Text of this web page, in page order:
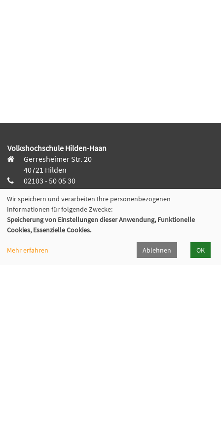
Volkshochschule Hilden-Haan
Gerresheimer Str. 20
40721 Hilden
02103 - 50 05 30
Dieker Str. 49
42781 Haan
02129 - 94 10 0
info@vhs-hilden-haan.de
Wir speichern und verarbeiten Ihre personenbezogenen
Informationen für folgende Zwecke:
Speicherung von Einstellungen dieser Anwendung, Funktionelle
Cookies, Essenzielle Cookies.
Mehr erfahren Ablehnen OK